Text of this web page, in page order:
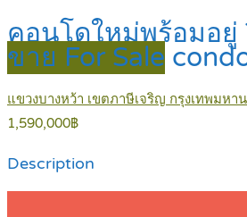
คอนโดใหม่พร้อมอยู่
ขาย For Sale
แขวงบางหว้า เขตภาษีเจริญ กรุงเทพมหา
1,590,000฿
Description